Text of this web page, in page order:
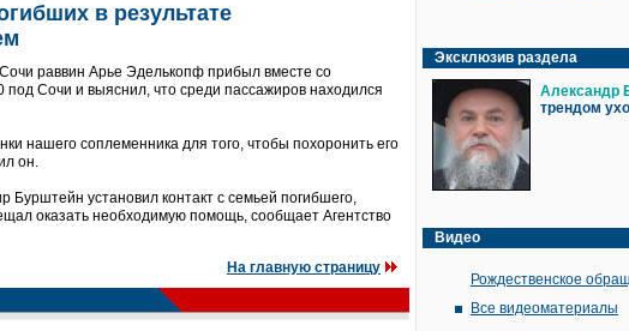
в результате
раввин Арье Эделькопф прибыл вместе со
Сочи и выяснил, что среди пассажиров находился
нашего соплеменника для того, чтобы похоронить его
он.
установил контакт с семьей погибшего,
оказать необходимую помощь, сообщает Агентство
На главную страницу
Эксклюзив раздела
Александр
трендом
Видео
Рождественское
Все видеоматериалы